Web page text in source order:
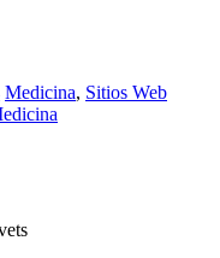
Medicina, Sitios Web